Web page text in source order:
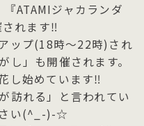
ATAMIジャカランダ
れます‼
ップ(18時～22時)され
し」も開催されます。
し始めています‼
訪れる」と言われてい
さい(^_-)-☆